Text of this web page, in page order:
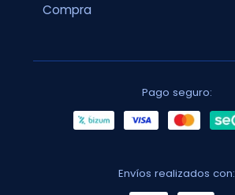
Compra
Pago seguro:
Envíos realizados con: